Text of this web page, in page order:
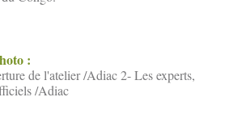
:
de l'atelier /Adiac 2- Les experts,
/Adiac